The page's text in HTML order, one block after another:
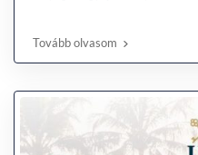
Tovább olvasom